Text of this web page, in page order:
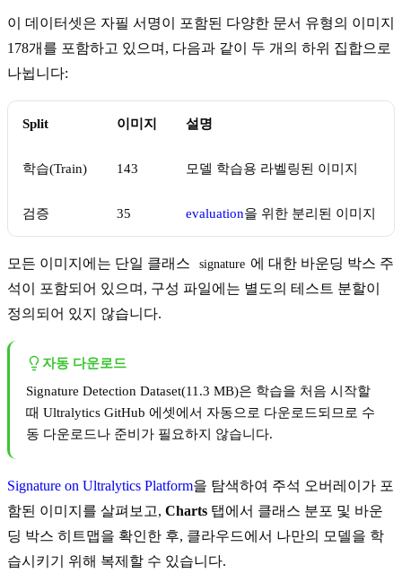
이 데이터셋은 자필 서명이 포함된 다양한 문서 유형의 이미지
178개를 포함하고 있으며, 다음과 같이 두 개의 하위 집합으로
나뉩니다:
Split 이미지 설명
학습(Train) 143 모델 학습용 라벨링된 이미지
검증 35 evaluation을 위한 분리된 이미지
모든 이미지에는 단일 클래스 signature 에 대한 바운딩 박스 주
석이 포함되어 있으며, 구성 파일에는 별도의 테스트 분할이
정의되어 있지 않습니다.
자동 다운로드
Signature Detection Dataset(11.3 MB)은 학습을 처음 시작할
때 Ultralytics GitHub 에셋에서 자동으로 다운로드되므로 수
동 다운로드나 준비가 필요하지 않습니다.
Signature on Ultralytics Platform을 탐색하여 주석 오버레이가 포
함된 이미지를 살펴보고, Charts 탭에서 클래스 분포 및 바운
딩 박스 히트맵을 확인한 후, 클라우드에서 나만의 모델을 학
습시키기 위해 복제할 수 있습니다.